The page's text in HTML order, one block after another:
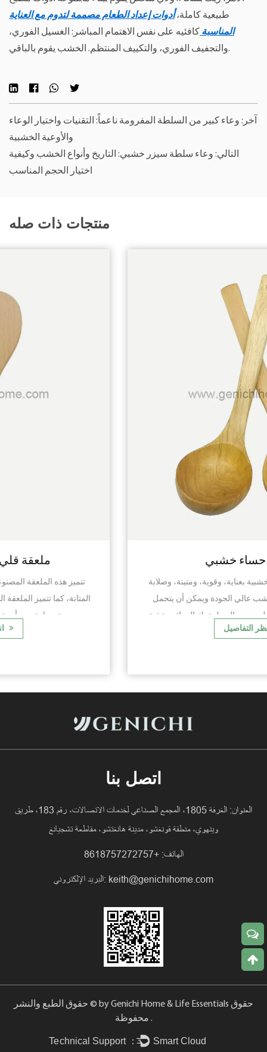
طبيعية كاملة،أدوات إعداد الطعام مصممة لتدوم مع العناية
المناسبة كافئيه على نفس الاهتمام المباشر: الغسيل الفوري،
والتجفيف الفوري، والتكييف المنتظم. الخشب يقوم بالباقي.
آخر: وعاء كبير من السلطة المفرومة ناعماً: التقنيات واختيار الوعاء
والأوعية الخشبية
التالي: وعاء سلطة سيزر خشبي: التاريخ وأنواع الخشب وكيفية
اختيار الحجم المناسب
منتجات ذات صله
تم تصميم ملاعق الحساء الخشبية بعناية، وقوية، ومتينة، وصلابة
الحرارة. إنه مصنوع من خشب عالي الجودة ويمكن أن يتحمل
الاستخدام اليومي القاسي. وليس من السهل ترك الروائح متبقية،
اتصل بنا
العنوان: الغرفة 1805، المجمع الصناعي لخدمات الاتصالات، رقم 183، طريق
وينهوي، منطقة قونغشو، مدينة هانغتشو، مقاطعة تشجيانغ
الهاتف: +8618757272757
البريد الإلكتروني: keith@genichihome.com
حقوق الطبع والنشر © by Genichi Home & Life Essentials حقوق
محفوظة .
Technical Support ： Smart Cloud